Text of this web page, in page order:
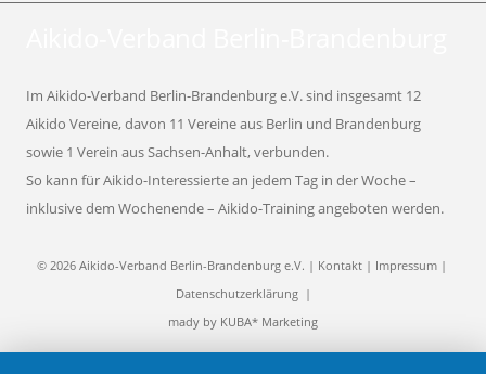
Im Aikido-Verband Berlin-Brandenburg e.V. sind insgesamt 12
Aikido Vereine, davon 11 Vereine aus Berlin und Brandenburg
sowie 1 Verein aus Sachsen-Anhalt, verbunden.
So kann für Aikido-Interessierte an jedem Tag in der Woche –
inklusive dem Wochenende – Aikido-Training angeboten werden.
© 2026 Aikido-Verband Berlin-Brandenburg e.V. | Kontakt| Impressum|
Datenschutzerklärung |
mady by KUBA* Marketing